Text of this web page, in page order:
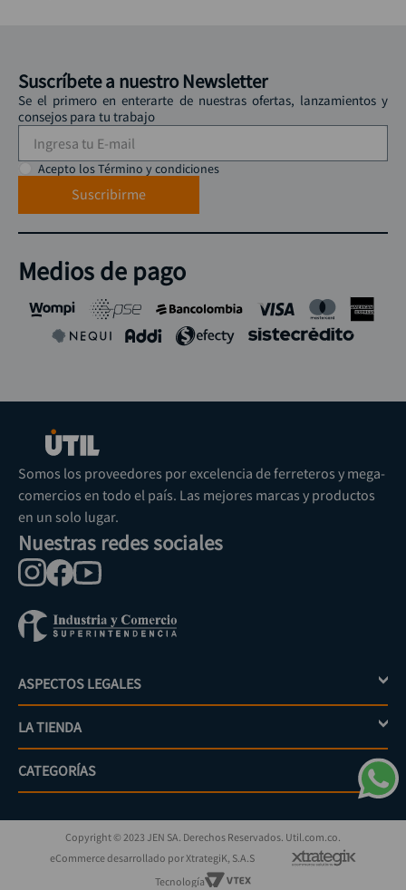
Suscríbete a nuestro Newsletter
Se el primero en enterarte de nuestras ofertas, lanzamientos y
consejos para tu trabajo
Acepto los Término y condiciones
Suscribirme
Medios de pago
Somos los proveedores por excelencia de ferreteros y mega-
comercios en todo el país. Las mejores marcas y productos
en un solo lugar.
Nuestras redes sociales
ASPECTOS LEGALES +
Política de tratamiento de datos personales
Términos y condiciones
Políticas de devolución
Políticas de garantías y devoluciones
Superintendencia de industria y comercio
LA TIENDA +
Mi cuenta
PQRs
¿Cómo comprar?
CATEGORÍAS
Jardinería
Eléctricos
Iluminación
Copyright © 2023 JEN SA. Derechos Reservados. Util.com.co.
eCommerce desarrollado por XtrategiK, S.A.S
Tecnología